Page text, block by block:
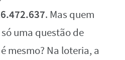
. Mas quem
uma questão de
mesmo? Na loteria, a